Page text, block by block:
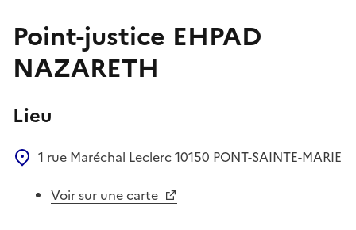
Point-justice EHPAD
NAZARETH
Lieu
1 rue Maréchal Leclerc10150 PONT-SAINTE-MARIE
Voir sur une carte